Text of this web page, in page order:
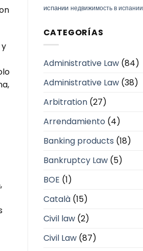
испании недвижимость в испании
CATEGORÍAS
Administrative Law(84)
Administrative Law(38)
Arbitration(27)
Arrendamiento (4)
Banking products (18)
Bankruptcy Law(5)
BOE (1)
Català(15)
Civil law(2)
Civil Law(87)